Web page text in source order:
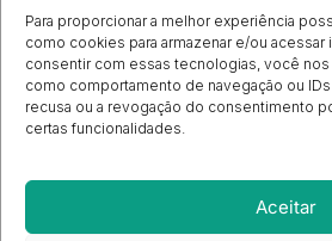
Para proporcionar a melhor experiência
como cookies para armazenar e/ou
consentir com essas tecnologias, você
como comportamento de navegação ou
recusa ou a revogação do consentimento
certas funcionalidades.
Aceitar
de
Registo
de
Livrarias
avisos
diretamente
no seu
e-mail.
Subscrever